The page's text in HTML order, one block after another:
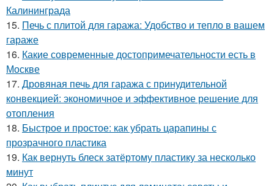
Калининграда
15. Печь с плитой для гаража: Удобство и тепло в вашем
гараже
16. Какие современные достопримечательности есть в
Москве
17. Дровяная печь для гаража с принудительной
конвекцией: экономичное и эффективное решение для
отопления
18. Быстрое и простое: как убрать царапины с
прозрачного пластика
19. Как вернуть блеск затёртому пластику за несколько
минут